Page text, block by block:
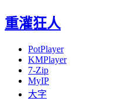
重灌狂人
PotPlayer
KMPlayer
7-Zip
MyIP
大字